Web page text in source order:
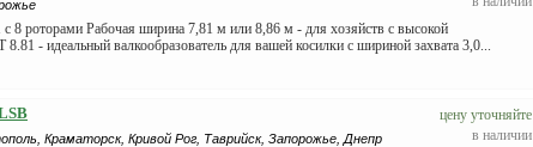
роторами Рабочая ширина 7,81 м или 8,86 м - для хозяйств с высокой
- идеальный валкообразователь для вашей косилки с шириной захвата 3,0...
цену уточняйте
в наличии
Краматорск, Кривой Рог, Таврийск, Запорожье, Днепр